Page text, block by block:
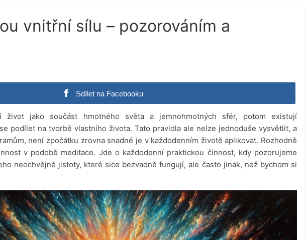
vnitřní sílu – pozorováním a
Sdílet na Facebooku
život jako součást hmotného světa a jemnohmotných sfér, potom existují
podílet na tvorbě vlastního života. Tato pravidla ale nelze jednoduše vysvětlit, a
není zpočátku zrovna snadné je v každodenním životě aplikovat. Rozhodně
v podobě meditace. Jde o každodenní praktickou činnost, kdy pozorujeme
neochvějné jistoty, které sice bezvadně fungují, ale často jinak, než bychom si